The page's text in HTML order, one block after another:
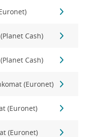
Cash)
Cash)
(Euronet)
(Euronet)
(Euronet)